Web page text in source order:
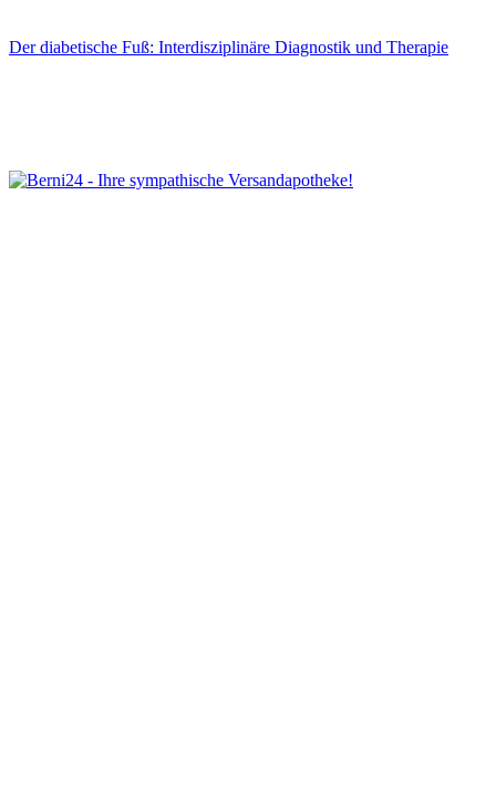
Der diabetische Fuß: Interdisziplinäre Diagnostik und Therapie